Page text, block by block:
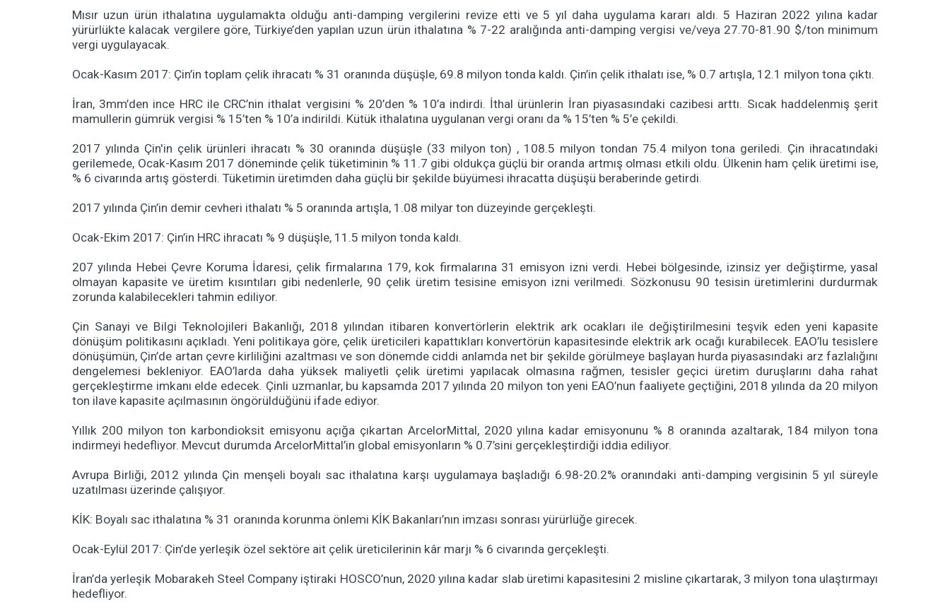
Mısır uzun ürün ithalatına uygulamakta olduğu anti-damping vergilerini revize etti ve 5 yıl daha uygulama kararı aldı. 5 Haziran 2022 yılına kadar
yürürlükte kalacak vergilere göre, Türkiye’den yapılan uzun ürün ithalatına % 7-22 aralığında anti-damping vergisi ve/veya 27.70-81.90 $/ton minimum
vergi uygulayacak.
Ocak-Kasım 2017: Çin’in toplam çelik ihracatı % 31 oranında düşüşle, 69.8 milyon tonda kaldı. Çin’in çelik ithalatı ise, % 0.7 artışla, 12.1 milyon tona çıktı.
İran, 3mm’den ince HRC ile CRC’nin ithalat vergisini % 20’den % 10’a indirdi. İthal ürünlerin İran piyasasındaki cazibesi arttı. Sıcak haddelenmiş şerit
mamullerin gümrük vergisi % 15’ten % 10’a indirildi. Kütük ithalatına uygulanan vergi oranı da % 15’ten % 5’e çekildi.
2017 yılında Çin'in çelik ürünleri ihracatı % 30 oranında düşüşle (33 milyon ton) , 108.5 milyon tondan 75.4 milyon tona geriledi. Çin ihracatındaki
gerilemede, Ocak-Kasım 2017 döneminde çelik tüketiminin % 11.7 gibi oldukça güçlü bir oranda artmış olması etkili oldu. Ülkenin ham çelik üretimi ise,
% 6 civarında artış gösterdi. Tüketimin üretimden daha güçlü bir şekilde büyümesi ihracatta düşüşü beraberinde getirdi.
2017 yılında Çin’in demir cevheri ithalatı % 5 oranında artışla, 1.08 milyar ton düzeyinde gerçekleşti.
Ocak-Ekim 2017: Çin’in HRC ihracatı % 9 düşüşle, 11.5 milyon tonda kaldı.
207 yılında Hebei Çevre Koruma İdaresi, çelik firmalarına 179, kok firmalarına 31 emisyon izni verdi. Hebei bölgesinde, izinsiz yer değiştirme, yasal
olmayan kapasite ve üretim kısıntıları gibi nedenlerle, 90 çelik üretim tesisine emisyon izni verilmedi. Sözkonusu 90 tesisin üretimlerini durdurmak
zorunda kalabilecekleri tahmin ediliyor.
Çin Sanayi ve Bilgi Teknolojileri Bakanlığı, 2018 yılından itibaren konvertörlerin elektrik ark ocakları ile değiştirilmesini teşvik eden yeni kapasite
dönüşüm politikasını açıkladı. Yeni politikaya göre, çelik üreticileri kapattıkları konvertörün kapasitesinde elektrik ark ocağı kurabilecek. EAO’lu tesislere
dönüşümün, Çin’de artan çevre kirliliğini azaltması ve son dönemde ciddi anlamda net bir şekilde görülmeye başlayan hurda piyasasındaki arz fazlalığını
dengelemesi bekleniyor. EAO’larda daha yüksek maliyetli çelik üretimi yapılacak olmasına rağmen, tesisler geçici üretim duruşlarını daha rahat
gerçekleştirme imkanı elde edecek. Çinli uzmanlar, bu kapsamda 2017 yılında 20 milyon ton yeni EAO’nun faaliyete geçtiğini, 2018 yılında da 20 milyon
ton ilave kapasite açılmasının öngörüldüğünü ifade ediyor.
Yıllık 200 milyon ton karbondioksit emisyonu açığa çıkartan ArcelorMittal, 2020 yılına kadar emisyonunu % 8 oranında azaltarak, 184 milyon tona
indirmeyi hedefliyor. Mevcut durumda ArcelorMittal’in global emisyonların % 0.7’sini gerçekleştirdiği iddia ediliyor.
Avrupa Birliği, 2012 yılında Çin menşeli boyalı sac ithalatına karşı uygulamaya başladığı 6.98-20.2% oranındaki anti-damping vergisinin 5 yıl süreyle
uzatılması üzerinde çalışıyor.
KİK: Boyalı sac ithalatına % 31 oranında korunma önlemi KİK Bakanları’nın imzası sonrası yürürlüğe girecek.
Ocak-Eylül 2017: Çin’de yerleşik özel sektöre ait çelik üreticilerinin kâr marjı % 6 civarında gerçekleşti.
İran’da yerleşik Mobarakeh Steel Company iştiraki HOSCO’nun, 2020 yılına kadar slab üretimi kapasitesini 2 misline çıkartarak, 3 milyon tona ulaştırmayı
hedefliyor.